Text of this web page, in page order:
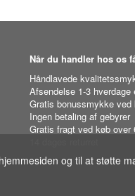
Når du handler hos os
Håndlavede
Afsendelse 1-3 hverdage
Gratis bonussmykke ved
Ingen betaling af gebyrer
Gratis fragt ved køb over
og til at støtte